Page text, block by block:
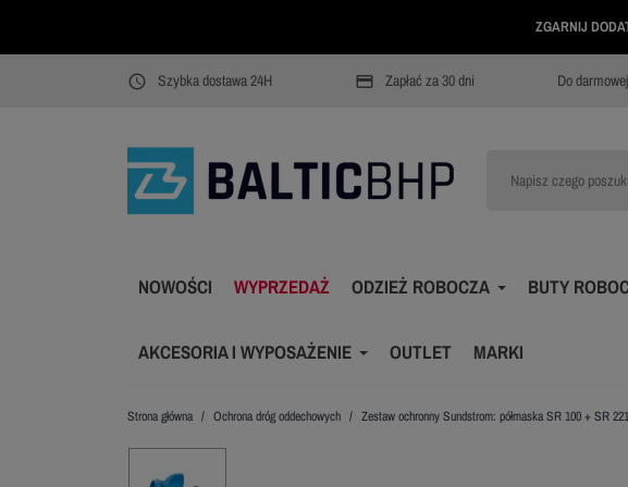
ZGARNIJ
access_time Szybka dostawa 24H payment Zapłać za 30 dni Do
NOWOŚCI WYPRZEDAŻ ODZIEŻ ROBOCZA BUTY
AKCESORIA I WYPOSAŻENIE OUTLET MARKI
Strona główna Ochrona dróg oddechowych Zestaw ochronny Sundstrom: półmaska SR 100 + SR